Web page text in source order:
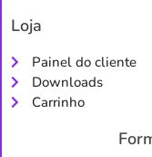
Loja
Painel do cliente
Downloads
Carrinho